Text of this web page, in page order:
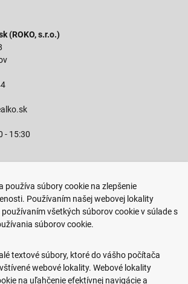
(ROKO, s.r.o.)
- 15:30
23/A
- 20:00
používa súbory cookie na zlepšenie
Používaním našej webovej lokality
všetkých súborov cookie v súlade s
súborov cookie.
textové súbory, ktoré do vášho počítača
webové lokality. Webové lokality
na uľahčenie efektívnej navigácie a